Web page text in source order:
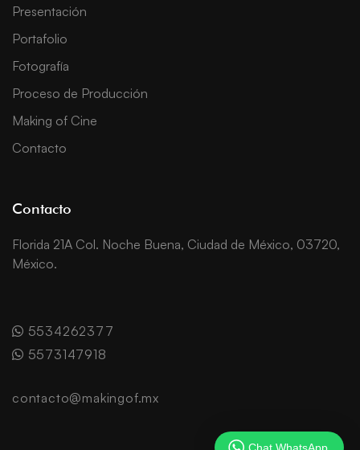
Presentación
Portafolio
Fotografía
Proceso de Producción
Making of Cine
Contacto
Contacto
Florida 21A Col. Noche Buena, Ciudad de México, 03720,
México.
5534262377
5573147918
contacto@makingof.mx